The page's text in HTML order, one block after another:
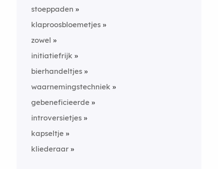
stoeppaden
klaproosbloemetjes
zowel
initiatiefrijk
bierhandeltjes
waarnemingstechniek
gebeneficieerde
introversietjes
kapseltje
kliederaar